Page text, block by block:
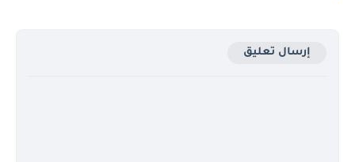
إرسال تعليق